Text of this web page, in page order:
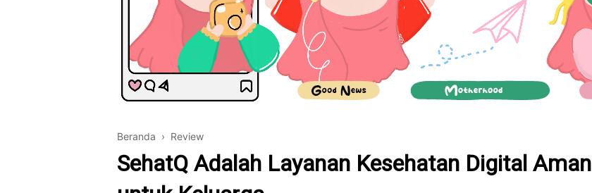
Beranda › Review
SehatQ Adalah Layanan Kesehatan Digital Aman